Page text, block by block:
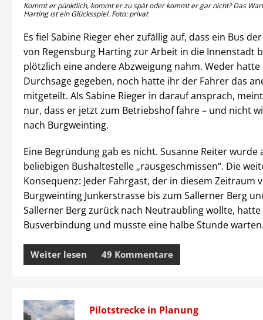
Kommt er pünktlich, kommt er zu spät oder kommt er gar nicht? Das
Harting ist ein Glücksspiel. Foto: privat
Es fiel Sabine Rieger eher zufällig auf, dass ein Bus
von Regensburg Harting zur Arbeit in die Innenstadt
plötzlich eine andere Abzweigung nahm. Weder hatte
Durchsage gegeben, noch hatte ihr der Fahrer das
mitgeteilt. Als Sabine Rieger in darauf ansprach,
nur, dass er jetzt zum Betriebshof fahre – und nicht
nach Burgweinting.
Eine Begründung gab es nicht. Susanne Reiter wurde
beliebigen Bushaltestelle „rausgeschmissen“. Die
Konsequenz: Jeder Fahrgast, der in diesem Zeitraum
Burgweinting Junkerstrasse bis zum Sallerner Berg
Sallerner Berg zurück nach Neutraubling wollte, hatte
Busverbindung und musste eine halbe Stunde
Weiter lesen 49 Kommentare
Pilotstrecke in Planung